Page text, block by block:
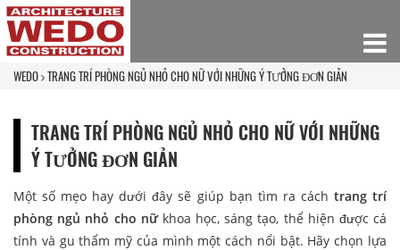
WEDO TRANG TRÍ PHÒNG NGỦ NHỎ CHO NỮ VỚI NHỮNG Ý TƯỞNG ĐƠN GIẢN
TRANG TRÍ PHÒNG NGỦ NHỎ CHO NỮ VỚI NHỮNG
Ý TƯỞNG ĐƠN GIẢN
Một số mẹo hay dưới đây sẽ giúp bạn tìm ra cách trang trí
phòng ngủ nhỏ cho nữkhoa học, sáng tạo, thể hiện được cá
tính và gu thẩm mỹ của mình một cách nổi bật. Hãy chọn lựa